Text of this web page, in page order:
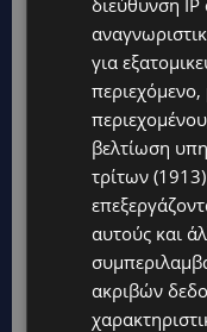
διεύθυνση
για
βελτίωση
τρίτων (1913)
αυτούς και
ακριβών